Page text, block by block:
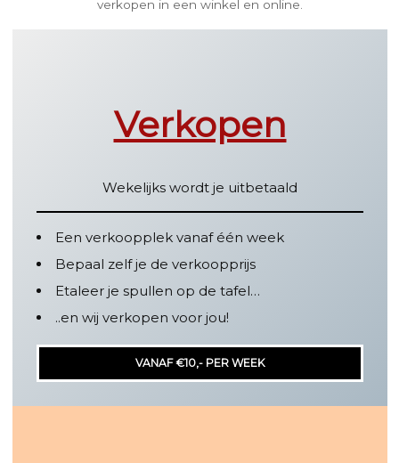
verkopen in een winkel en online.
Verkopen
Wekelijks wordt je uitbetaald
Een verkoopplek vanaf één week
Bepaal zelf je de verkoopprijs
Etaleer je spullen op de tafel…
..en wij verkopen voor jou!
VANAF €10,- PER WEEK